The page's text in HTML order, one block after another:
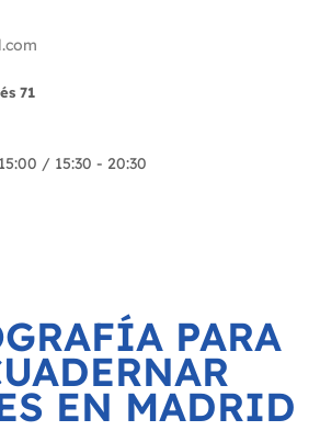
71
/ 15:30 - 20:30
PARA
EN MADRID